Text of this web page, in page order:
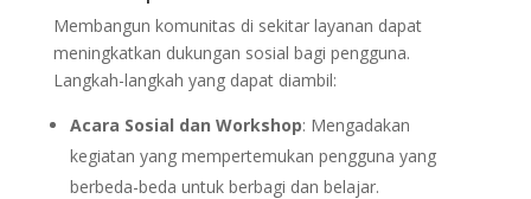
Membangun komunitas di sekitar layanan dapat
meningkatkan dukungan sosial bagi pengguna.
Langkah-langkah yang dapat diambil:
Acara Sosial dan Workshop: Mengadakan
kegiatan yang mempertemukan pengguna yang
berbeda-beda untuk berbagi dan belajar.